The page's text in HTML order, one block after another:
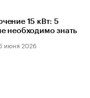
15 кВт: 5
необходимо знать
июня 2026